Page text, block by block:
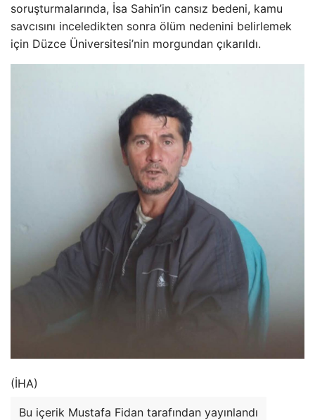
soruşturmalarında, İsa Sahin’in cansız bedeni, kamu
savcısını inceledikten sonra ölüm nedenini belirlemek
için Düzce Üniversitesi’nin morgundan çıkarıldı.
(İHA)
Bu içerik Mustafa Fidan tarafından yayınlandı